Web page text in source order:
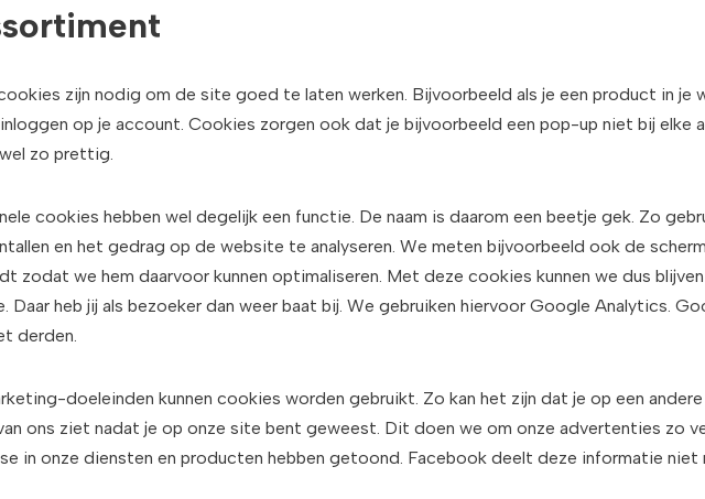
zijn nodig om de site goed te laten werken. Bijvoorbeeld als je een product in je
inloggen op je account. Cookies zorgen ook dat je bijvoorbeeld een pop-up niet bij elke
zo prettig.
cookies hebben wel degelijk een functie. De naam is daarom een beetje gek. Zo
en het gedrag op de website te analyseren. We meten bijvoorbeeld ook de
zodat we hem daarvoor kunnen optimaliseren. Met deze cookies kunnen we dus
Daar heb jij als bezoeker dan weer baat bij. We gebruiken hiervoor Google Analytics.
derden.
doeleinden kunnen cookies worden gebruikt. Zo kan het zijn dat je op een
ons ziet nadat je op onze site bent geweest. Dit doen we om onze advertenties zo
in onze diensten en producten hebben getoond. Facebook deelt deze informatie niet